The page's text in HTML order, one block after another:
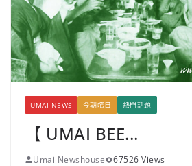
UMAI NEWS 今期嚐日 熱門話題
【 UMAI BEE...
Umai Newshouse
67526 Views